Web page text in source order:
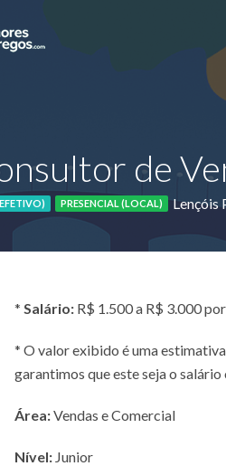
de
PRESENCIAL (LOCAL) Lençóis
* Salário: R$ 1.500 a R$ 3.000
* O valor exibido é uma
garantimos que este seja o
Área:Vendas e Comercial
Nível: Junior